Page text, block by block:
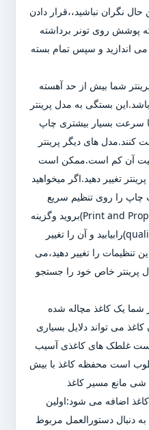
حال نگران نباشید،،قرار دادن
پوشش روی تونر برداشته
اندازید و سپس تمام بسته
شما بیش از حد آهسته
بستگی به مدل پرینتر
با سرعت بسیار بیشتری چاپ
کنند.مدل های دیگر پرینتر
آن کم است.ممکن است
تغییر دهید.اگر میخواهید
چاپ را روی تنظیم سریع
تنظیم کنید.به چاپ و تنظیمات(Print and Properties)بروید وگزینه
کیفیت کار چاپ(quality of the print job)رابیابید و آن را تغییر
تنظیمات را تغییر دهید،می
پرینتر خاص خود را جستجو
شما یک کاغذ مچاله شده
کاغذ می تواند دلایل بسیاری
است غلطک های کاغذی آسیب
است محفظه کاغذ با بیش
شی مانع مسیر کاغذ
اضافه می شود:اولین
دنبال دستورالعمل مربوط